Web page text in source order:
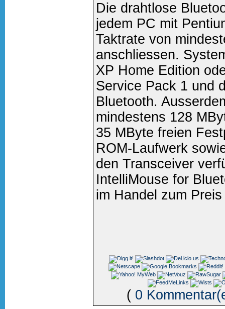
Die drahtlose
jedem PC mit
Taktrate von
anschliessen.
XP Home Edition
Service Pack 1 und
Bluetooth.
mindestens 128
35 MByte freien
ROM-Laufwerk
den Transceiver
IntelliMouse for
im Handel zum
( 0